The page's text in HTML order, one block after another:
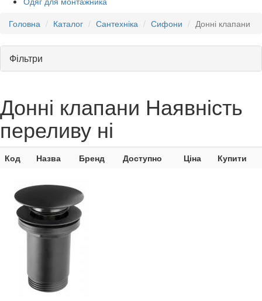
Головна
Каталог Сантехніка Сифони Донні клапани
Фільтри
Донні клапани Наявність
переливу ні
Код Назва Бренд Доступно Ціна Купити